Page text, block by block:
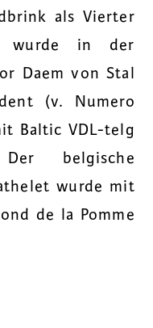
als Vierter
wurde in der
Daem von Stal
(v. Numero
Baltic VDL-telg
belgische
wurde mit
de la Pomme